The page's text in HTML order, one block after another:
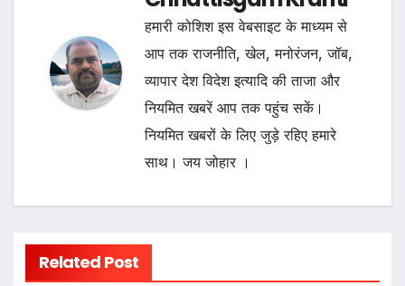
हमारी कोशिश इस वेबसाइट के माध्यम से
आप तक राजनीति, खेल, मनोरंजन, जॉब,
व्यापार देश विदेश इत्यादि की ताजा और
नियमित खबरें आप तक पहुंच सकें।
नियमित खबरों के लिए जुड़े रहिए हमारे
साथ। जय जोहार ।
Related Post